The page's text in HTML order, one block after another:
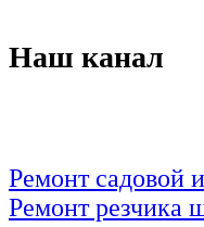
Наш канал
Ремонт садовой
Ремонт резчика